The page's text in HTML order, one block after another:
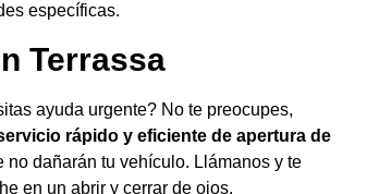
específicas.
Terrassa
ayuda urgente? No te preocupes,
rápido y eficiente de apertura de
dañarán tu vehículo. Llámanos y te
en un abrir y cerrar de ojos.